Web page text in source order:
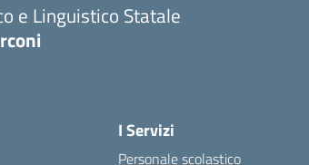
e Linguistico Statale
I Servizi
Personale scolastico